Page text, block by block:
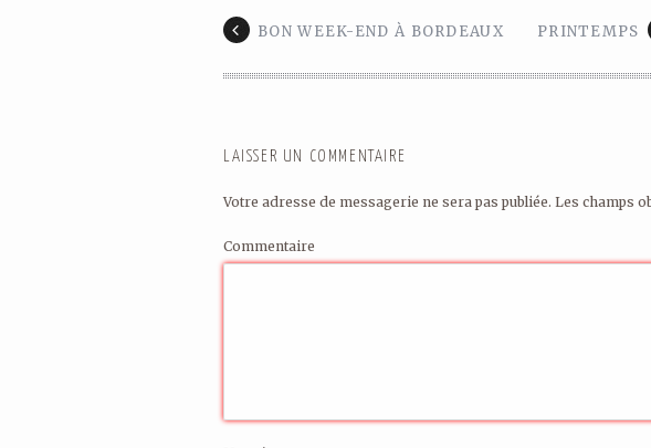
BON WEEK-END À BORDEAUX PRINTEMPS
LAISSER UN COMMENTAIRE
Votre adresse de messagerie ne sera pas publiée. Les champs
Commentaire